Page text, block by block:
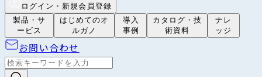
ログイン・新規会員登録
製品・サ
ービス
はじめてのオ
ルガノ
導入
事例
カタログ・技
術資料
ナレ
ッジ
お問い合わせ